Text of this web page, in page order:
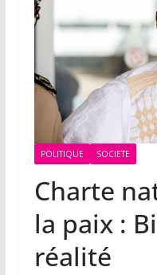
POLITIQUE SOCIETE
Charte
la paix :
réalité